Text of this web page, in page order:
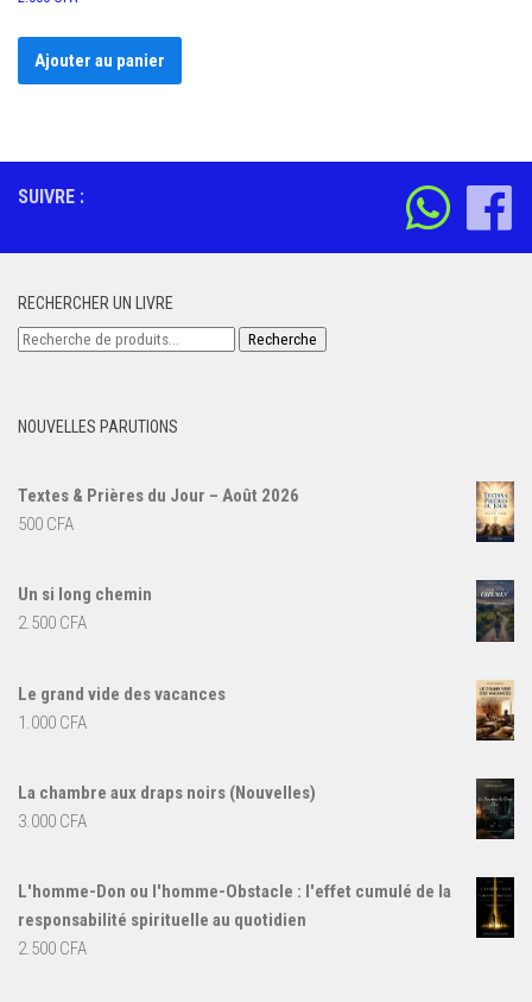
Ajouter au panier
SUIVRE :
RECHERCHER UN LIVRE
Recherche
Recherche
NOUVELLES PARUTIONS
Textes & Prières du Jour – Août 2026
500 CFA
Un si long chemin
2.500 CFA
Le grand vide des vacances
1.000 CFA
La chambre aux draps noirs (Nouvelles)
3.000 CFA
L'homme-Don ou l'homme-Obstacle : l'effet cumulé de la
responsabilité spirituelle au quotidien
2.500 CFA